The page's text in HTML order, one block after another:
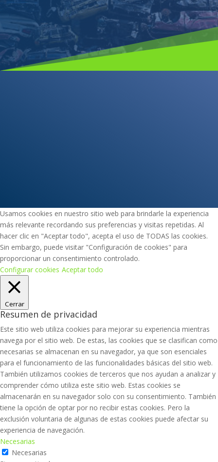
Usamos cookies en nuestro sitio web para brindarle la experiencia
más relevante recordando sus preferencias y visitas repetidas. Al
hacer clic en "Aceptar todo", acepta el uso de TODAS las cookies.
Sin embargo, puede visitar "Configuración de cookies" para
proporcionar un consentimiento controlado.
Configurar cookies Aceptar todo
Cerrar
Resumen de privacidad
Este sitio web utiliza cookies para mejorar su experiencia mientras
navega por el sitio web. De estas, las cookies que se clasifican como
necesarias se almacenan en su navegador, ya que son esenciales
para el funcionamiento de las funcionalidades básicas del sitio web.
También utilizamos cookies de terceros que nos ayudan a analizar y
comprender cómo utiliza este sitio web. Estas cookies se
almacenarán en su navegador solo con su consentimiento. También
tiene la opción de optar por no recibir estas cookies. Pero la
exclusión voluntaria de algunas de estas cookies puede afectar su
experiencia de navegación.
Necesarias
Necesarias